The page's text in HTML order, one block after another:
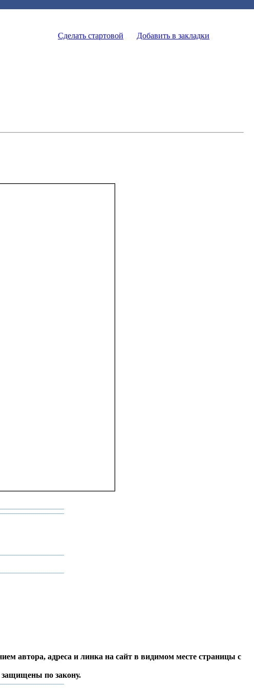
Сделать стартовой
Добавить в закладки
автора, адреса и линка на сайт в видимом месте страницы с
защищены по закону.